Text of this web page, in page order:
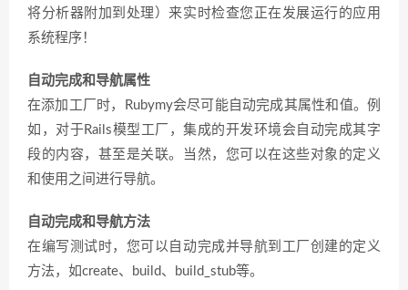
将分析器附加到处理）来实时检查您正在发展运行的应用
系统程序！
自动完成和导航属性
在添加工厂时，Rubymy会尽可能自动完成其属性和值。例
如，对于Rails模型工厂，集成的开发环境会自动完成其字
段的内容，甚至是关联。当然，您可以在这些对象的定义
和使用之间进行导航。
自动完成和导航方法
在编写测试时，您可以自动完成并导航到工厂创建的定义
方法，如create、build、build_stub等。